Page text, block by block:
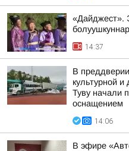
«Дайджест».
14:37
В
культурной и
Туву начали
оснащением
14:06
В эфире